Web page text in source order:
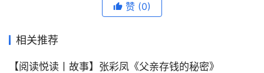
赞 (0)
相关推荐
【阅读悦读丨故事】张彩凤《父亲存钱的秘密》